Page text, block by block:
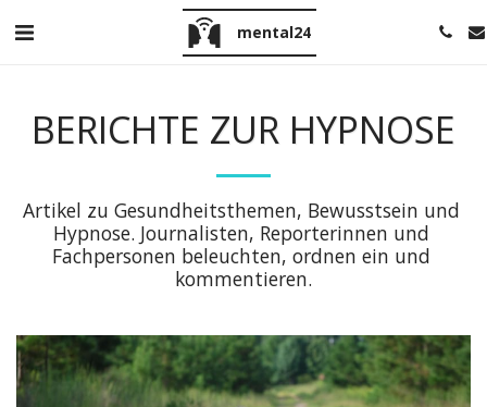
mental24
BERICHTE ZUR HYPNOSE
Artikel zu Gesundheitsthemen, Bewusstsein und
Hypnose. Journalisten, Reporterinnen und
Fachpersonen beleuchten, ordnen ein und
kommentieren.